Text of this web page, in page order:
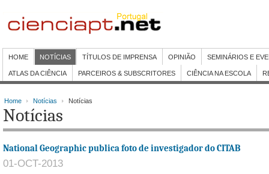
HOME NOTÍCIAS TÍTULOS DE IMPRENSA OPINIÃO SEMINÁRIOS E
ATLAS DA CIÊNCIA PARCEIROS & SUBSCRITORES CIÊNCIA NA ESCOLA
Home Notícias Notícias
Notícias
National Geographic publica foto de investigador do CITAB
01-OCT-2013